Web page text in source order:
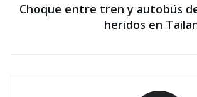
Choque entre tren y autobús
heridos en